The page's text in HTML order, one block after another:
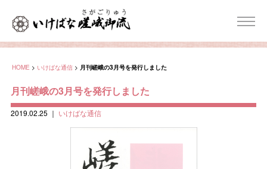
HOME > いけばな通信 > 月刊嵯峨の3月号を発行しました
月刊嵯峨の3月号を発行しました
2019.02.25 ｜ いけばな通信